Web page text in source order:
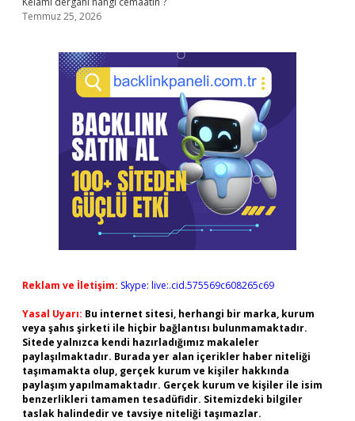
Temmuz 25, 2026
Reklam ve İletişim: Skype: live:.cid.575569c608265c69
Yasal Uyarı: Bu internet sitesi, herhangi bir marka, kurum
veya şahıs şirketi ile hiçbir bağlantısı bulunmamaktadır.
Sitede yalnızca kendi hazırladığımız makaleler
paylaşılmaktadır. Burada yer alan içerikler haber niteliği
taşımamakta olup, gerçek kurum ve kişiler hakkında
paylaşım yapılmamaktadır. Gerçek kurum ve kişiler ile isim
benzerlikleri tamamen tesadüfidir. Sitemizdeki bilgiler
taslak halindedir ve tavsiye niteliği taşımazlar.